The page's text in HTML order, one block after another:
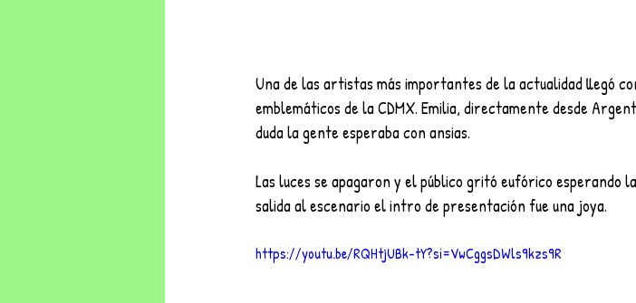
Una de las artistas más importantes de la actualidad llegó
emblemáticos de la CDMX. Emilia, directamente desde
duda la gente esperaba con ansias.
Las luces se apagaron y el público gritó eufórico esperando
salida al escenario el intro de presentación fue una joya.
https://youtu.be/RQHtjUBk-tY?si=VwCggsDWls9kzs9R